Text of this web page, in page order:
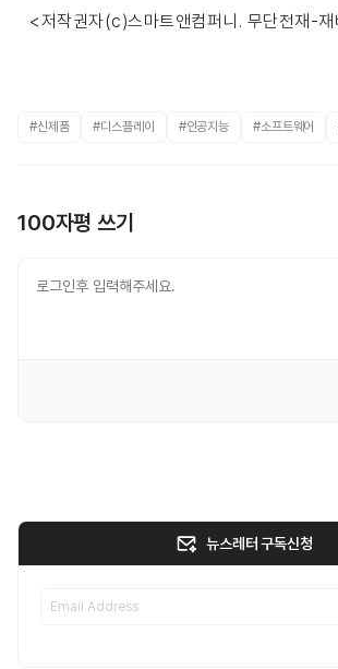
<저작권자(c)스마트앤컴퍼니. 무단전재-
#신제품 #디스플레이 #인공지능 #소프트웨어
100자평 쓰기
뉴스레터 구독신청